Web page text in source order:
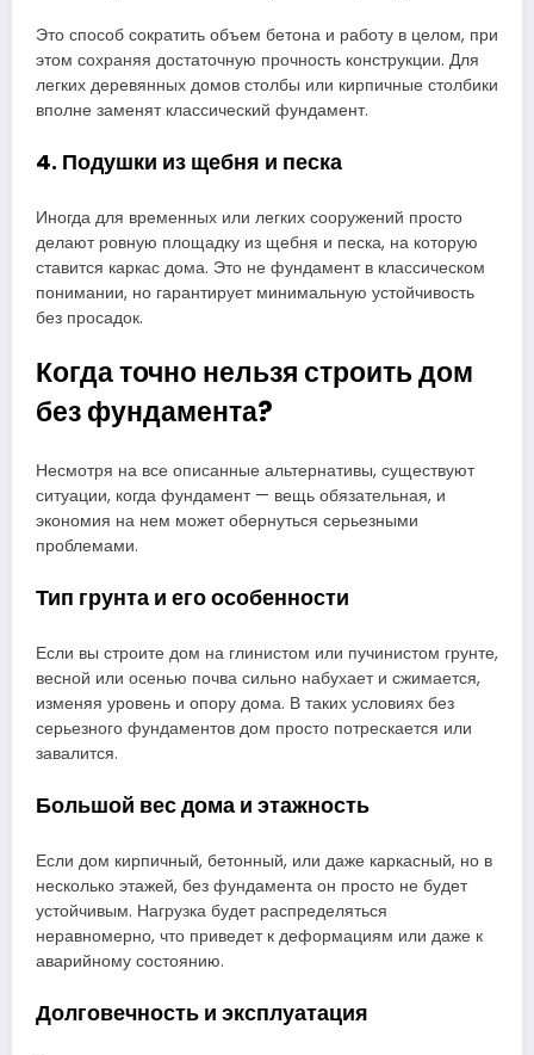
Это способ сократить объем бетона и работу в целом, при
этом сохраняя достаточную прочность конструкции. Для
легких деревянных домов столбы или кирпичные столбики
вполне заменят классический фундамент.
4. Подушки из щебня и песка
Иногда для временных или легких сооружений просто
делают ровную площадку из щебня и песка, на которую
ставится каркас дома. Это не фундамент в классическом
понимании, но гарантирует минимальную устойчивость
без просадок.
Когда точно нельзя строить дом
без фундамента?
Несмотря на все описанные альтернативы, существуют
ситуации, когда фундамент — вещь обязательная, и
экономия на нем может обернуться серьезными
проблемами.
Тип грунта и его особенности
Если вы строите дом на глинистом или пучинистом грунте,
весной или осенью почва сильно набухает и сжимается,
изменяя уровень и опору дома. В таких условиях без
серьезного фундаментов дом просто потрескается или
завалится.
Большой вес дома и этажность
Если дом кирпичный, бетонный, или даже каркасный, но в
несколько этажей, без фундамента он просто не будет
устойчивым. Нагрузка будет распределяться
неравномерно, что приведет к деформациям или даже к
аварийному состоянию.
Долговечность и эксплуатация